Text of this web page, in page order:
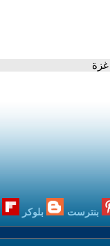
بنترست بلوكر